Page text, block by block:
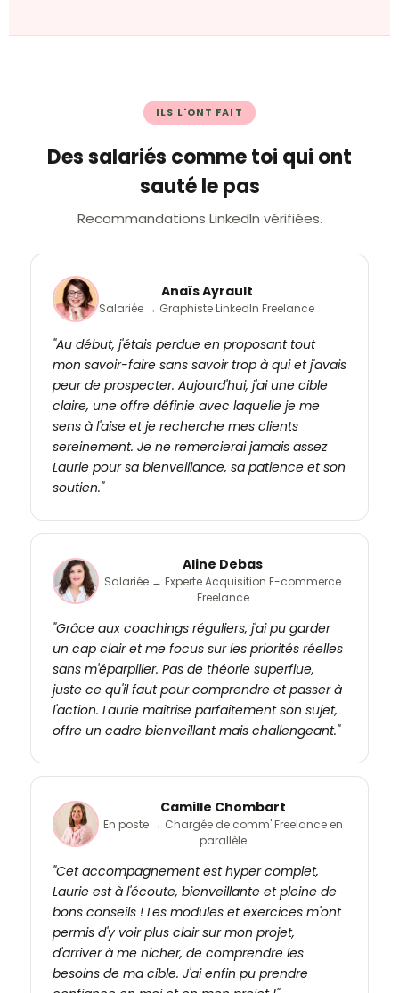
ILS L'ONT FAIT
Des salariés comme toi qui ont
sauté le pas
Recommandations LinkedIn vérifiées.
Anaïs Ayrault
Salariée → Graphiste LinkedIn Freelance
"Au début, j'étais perdue en proposant tout
mon savoir-faire sans savoir trop à qui et j'avais
peur de prospecter. Aujourd'hui, j'ai une cible
claire, une offre définie avec laquelle je me
sens à l'aise et je recherche mes clients
sereinement. Je ne remercierai jamais assez
Laurie pour sa bienveillance, sa patience et son
soutien."
Aline Debas
Salariée → Experte Acquisition E-commerce
Freelance
"Grâce aux coachings réguliers, j'ai pu garder
un cap clair et me focus sur les priorités réelles
sans m'éparpiller. Pas de théorie superflue,
juste ce qu'il faut pour comprendre et passer à
l'action. Laurie maîtrise parfaitement son sujet,
offre un cadre bienveillant mais challengeant."
Camille Chombart
En poste → Chargée de comm' Freelance en
parallèle
"Cet accompagnement est hyper complet,
Laurie est à l'écoute, bienveillante et pleine de
bons conseils ! Les modules et exercices m'ont
permis d'y voir plus clair sur mon projet,
d'arriver à me nicher, de comprendre les
besoins de ma cible. J'ai enfin pu prendre